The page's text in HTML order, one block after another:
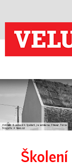
Školení